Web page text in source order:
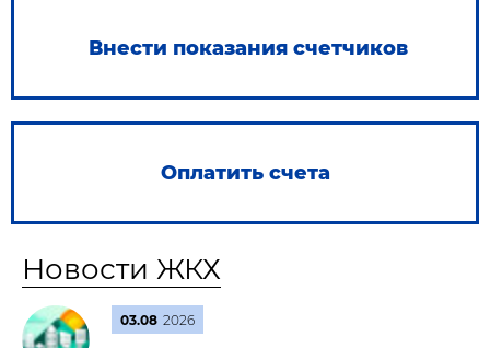
Внести показания счетчиков
Оплатить счета
Новости ЖКХ
03.08 2026